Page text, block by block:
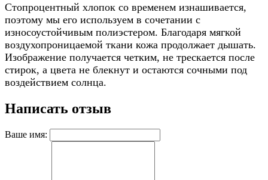
Стопроцентный хлопок со временем изнашивается,
поэтому мы его используем в сочетании с
износоустойчивым полиэстером. Благодаря мягкой
воздухопроницаемой ткани кожа продолжает дышать.
Изображение получается четким, не трескается после
стирок, а цвета не блекнут и остаются сочными под
воздействием солнца.
Написать отзыв
Ваше имя: